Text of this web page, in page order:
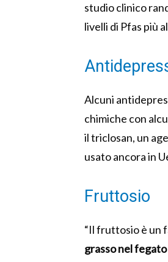
studio clinico
livelli di Pfas più
Alcuni
chimiche con
il triclosan, un
usato ancora in
Fruttosio
“Il fruttosio è un
grasso nel